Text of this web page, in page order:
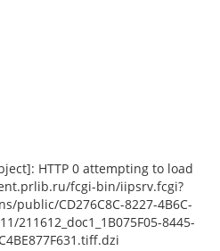
HTTP 0 attempting to load
fcgi-bin/iipsrv.fcgi?
public/CD276C8C-8227-4B6C-
211612_doc1_1B075F05-8445-